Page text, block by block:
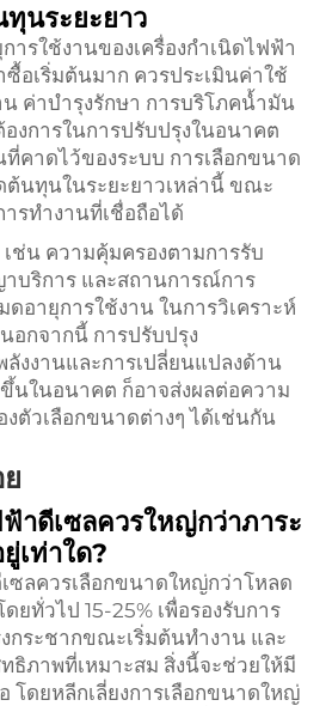
ทุนระยะยาว
รใช้งานของเครื่องกำเนิดไฟฟ้า
อเริ่มต้นมาก ควรประเมินค่าใช้
ค่าบำรุงรักษา การบริโภคน้ำมัน
องการในการปรับปรุงในอนาคต
คาดไว้ของระบบ การเลือกขนาด
ต้นทุนในระยะยาวเหล่านี้ ขณะ
รทำงานที่เชื่อถือได้
ช่น ความคุ้มครองตามการรับ
บริการ และสถานการณ์การ
อายุการใช้งาน ในการวิเคราะห์
อกจากนี้ การปรับปรุง
งงานและการเปลี่ยนแปลงด้าน
นในอนาคต ก็อาจส่งผลต่อความ
ตัวเลือกขนาดต่างๆ ได้เช่นกัน
ฟ้าดีเซลควรใหญ่กว่าภาระ
เท่าใด?
ซลควรเลือกขนาดใหญ่กว่าโหลด
ยทั่วไป 15-25% เพื่อรองรับการ
กระชากขณะเริ่มต้นทำงาน และ
ธิภาพที่เหมาะสม สิ่งนี้จะช่วยให้มี
โดยหลีกเลี่ยงการเลือกขนาดใหญ่